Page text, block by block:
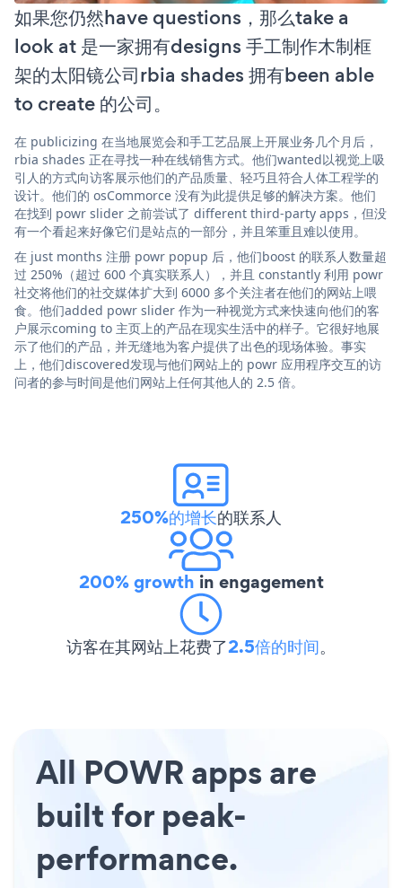
如果您仍然have questions，那么take a
look at 是一家拥有designs 手工制作木制框
架的太阳镜公司rbia shades 拥有been able
to create 的公司。
在 publicizing 在当地展览会和手工艺品展上开展业务几个月后，
rbia shades 正在寻找一种在线销售方式。他们wanted以视觉上吸
引人的方式向访客展示他们的产品质量、轻巧且符合人体工程学的
设计。他们的 osCommorce 没有为此提供足够的解决方案。他们
在找到 powr slider 之前尝试了 different third-party apps，但没
有一个看起来好像它们是站点的一部分，并且笨重且难以使用。
在 just months 注册 powr popup 后，他们boost 的联系人数量超
过 250%（超过 600 个真实联系人），并且 constantly 利用 powr
社交将他们的社交媒体扩大到 6000 多个关注者在他们的网站上喂
食。他们added powr slider 作为一种视觉方式来快速向他们的客
户展示coming to 主页上的产品在现实生活中的样子。它很好地展
示了他们的产品，并无缝地为客户提供了出色的现场体验。事实
上，他们discovered发现与他们网站上的 powr 应用程序交互的访
问者的参与时间是他们网站上任何其他人的 2.5 倍。
250%的增长的联系人
200% growth in engagement
访客在其网站上花费了2.5倍的时间。
All POWR apps are
built for peak-
performance.